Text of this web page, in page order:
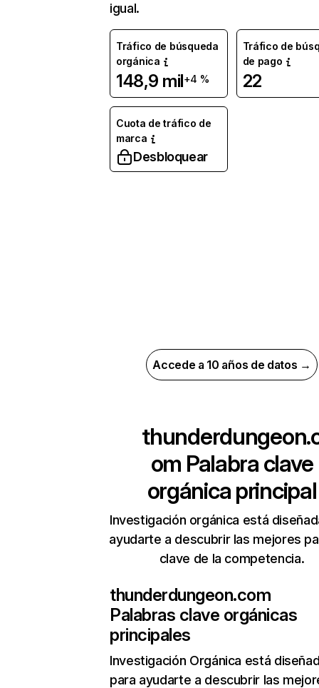
igual.
Tráfico de búsqueda
orgánica
148,9 mil+4 %
Tráfico de
de pago
22
Cuota de tráfico de
marca
Desbloquear
Accede a 10 años de datos →
om Palabra clave
orgánica principal
Investigación orgánica está
ayudarte a descubrir las mejores
clave de la competencia.
thunderdungeon.com
Palabras clave orgánicas
principales
Investigación Orgánica está
para ayudarte a descubrir las